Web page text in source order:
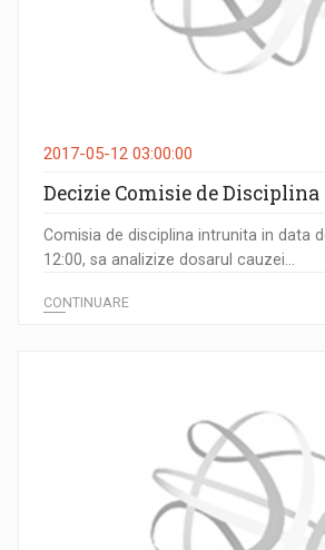
2017-05-12 03:00:00
Decizie Comisie de Disciplina
Comisia de disciplina intrunita in data
12:00, sa analizize dosarul cauzei...
CONTINUARE